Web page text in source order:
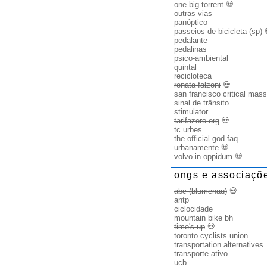
one big torrent 💀
outras vias
panóptico
passeios de bicicleta (sp)
pedalante
pedalinas
psico-ambiental
quintal
recicloteca
renata falzoni 💀
san francisco critical mass
sinal de trânsito
stimulator
tarifazero.org 💀
tc urbes
the official god faq
urbanamente 💀
volvo in oppidum 💀
ongs e
abc (blumenau) 💀
antp
ciclocidade
mountain bike bh
time's up 💀
toronto cyclists union
transportation alternatives
transporte ativo
ucb